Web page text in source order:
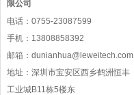
限公司
电话：0755-23087599
手机：13808858392
邮箱：dunianhua@leweitech.com
地址：深圳市宝安区西乡鹤洲恒丰
工业城B11栋5楼东